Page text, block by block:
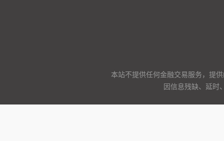
本站不提供任何金融交易服务，提
因信息残缺、延时